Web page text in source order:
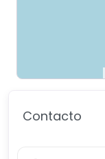
Contacto